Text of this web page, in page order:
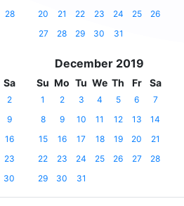
28
20
21 22 23 24 25
26
27
28 29 30 31
Sa
2
9
16
23
30
December 2019
Su Mo Tu We Th Fr Sa
1 2 3 4 5 6
7
8
9 10 11 12 13
14
15
16 17 18 19 20
21
22
23 24 25 26 27
28
29
30 31